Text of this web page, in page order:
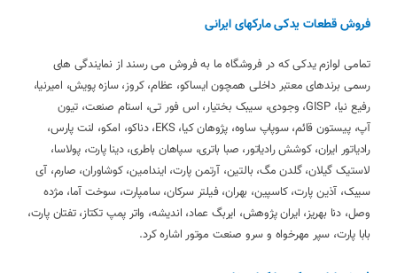
فروش قطعات یدکی مارکهای ایرانی
تمامی لوازم یدکی که در فروشگاه ما به فروش می رسند از نمایندگی های
رسمی برندهای معتبر داخلی همچون ایساکو، عظام، کروز، سازه پویش، امیرنیا،
رفیع نیا، GISP، وجودی، سیبک بختیار، اس فور تی، استام صنعت، تیون
آپ، پیستون قائم، سوپاپ ساوه، پژوهان کیا، EKS، دناکو، امکو، لنت پارس،
رادیاتور ایران، کوشش رادیاتور، صبا باتری، سپاهان باطری، دینا پارت، پولاسا،
لاستیک گیلان، گلدن مگ، بالتین، آرتمن پارت، ایندامین، کوشاوران، صارم، آی
سیبک، آذین پارت، کاسپین، بهران، فیلتر سرکان، سامپارت، سوخت آما، مژده
وصل، دنا بهریز، ایران پژوهش، ایربگ عماد، اندیشه، واتر پمپ تکتاز، تفتان پارت،
بابا پارت، سپر مهرخواه و سرو صنعت موتور اشاره کرد.